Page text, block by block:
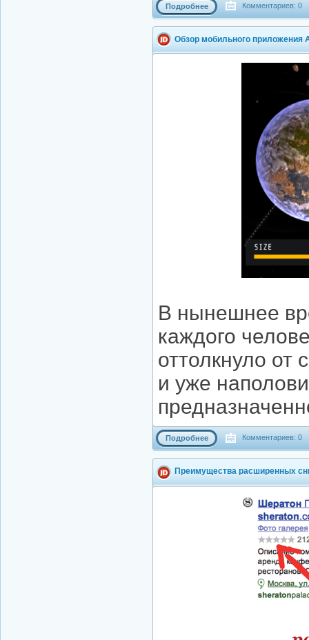
Подробнее Комментариев: 0
Обзор мобильного приложения
В нынешнее
каждого
оттолкнуло от
и уже
Подробнее Комментариев: 0
Преимущества расширенных